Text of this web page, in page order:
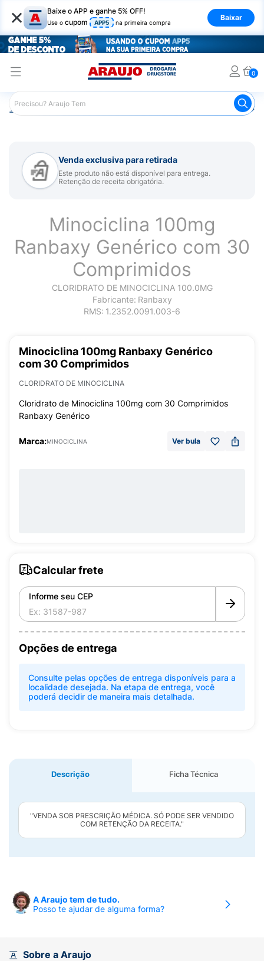
× Baixe o APP e ganhe 5% OFF!
Use o cupom APP5 na primeira compra
Baixar
0
Araujo Medicamentos Remédio para Pele e Mucosa
Venda exclusiva para retirada
Este produto não está disponível para entrega.
Retenção de receita obrigatória.
Minociclina 100mg
Ranbaxy Genérico com 30
Comprimidos
CLORIDRATO DE MINOCICLINA 100.0MG
Fabricante: Ranbaxy
RMS: 1.2352.0091.003-6
Minociclina 100mg Ranbaxy Genérico
com 30 Comprimidos
CLORIDRATO DE MINOCICLINA
Cloridrato de Minociclina 100mg com 30 Comprimidos
Ranbaxy Genérico
Marca:MINOCICLINA Ver bula
Calcular frete
Informe seu CEP
Opções de entrega
Consulte pelas opções de entrega disponíveis para a
localidade desejada. Na etapa de entrega, você
poderá decidir de maneira mais detalhada.
Descrição Ficha Técnica
"VENDA SOB PRESCRIÇÃO MÉDICA. SÓ PODE SER VENDIDO
COM RETENÇÃO DA RECEITA."
A Araujo tem de tudo.
Posso te ajudar de alguma forma?
Sobre a Araujo